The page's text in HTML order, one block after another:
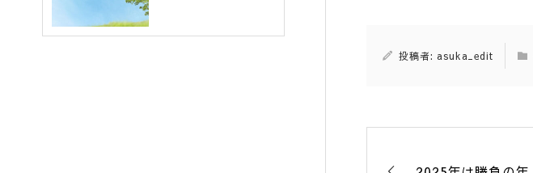
投稿者: asuka_edit